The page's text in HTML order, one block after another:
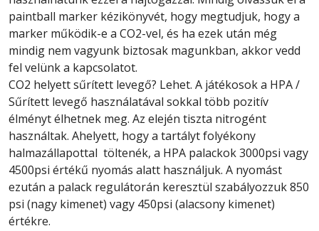
paintball marker kézikönyvét, hogy megtudjuk, hogy a
marker működik-e a CO2-vel, és ha ezek után még
mindig nem vagyunk biztosak magunkban, akkor vedd
fel velünk a kapcsolatot.
CO2 helyett sűrített levegő? Lehet. A játékosok a HPA /
Sűrített levegő használatával sokkal több pozitív
élményt élhetnek meg. Az elején tiszta nitrogént
használtak. Ahelyett, hogy a tartályt folyékony
halmazállapottal töltenék, a HPA palackok 3000psi vagy
4500psi értékű nyomás alatt használjuk. A nyomást
ezután a palack regulátorán keresztül szabályozzuk 850
psi (nagy kimenet) vagy 450psi (alacsony kimenet)
értékre.